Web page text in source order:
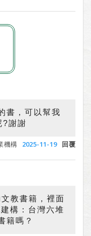
書，可以幫我
?謝謝
機構 2025-11-19 回覆
教書籍，裡面
構：台灣六堆
籍嗎？